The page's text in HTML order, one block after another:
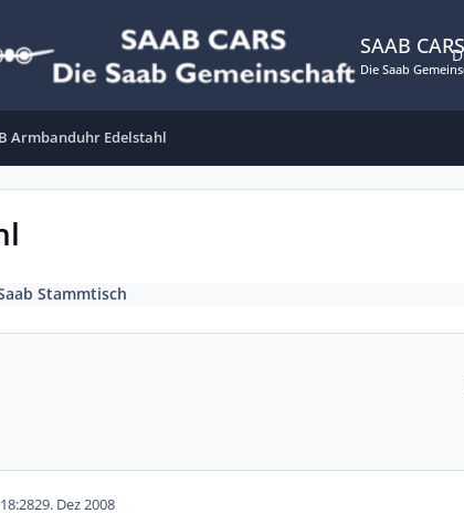
SAAB
Die Saab
Armbanduhr Edelstahl
Stammtisch
29. Dez 2008